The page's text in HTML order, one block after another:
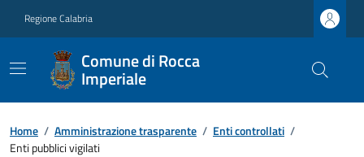
Regione Calabria
Comune di Rocca
Imperiale
Home / Amministrazione trasparente / Enti controllati /
Enti pubblici vigilati